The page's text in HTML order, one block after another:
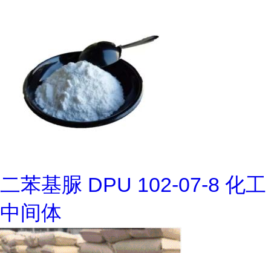
二苯基脲 DPU 102-07-8 化工
中间体